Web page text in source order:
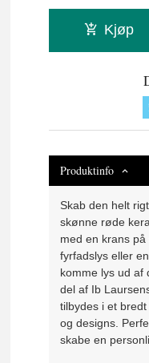
Kjøp
Produktinfo
Skab den helt
skønne røde
med en krans
fyrfadslys eller
komme lys ud af
del af Ib
tilbydes i et
og designs.
skabe en